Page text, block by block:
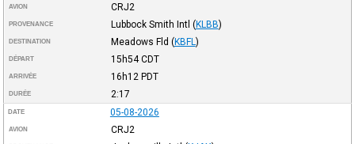
AVION CRJ2
PROVENANCE Lubbock Smith Intl (KLBB)
DESTINATION Meadows Fld (KBFL )
DÉPART 15h54CDT
ARRIVÉE 16h12 PDT
DURÉE 2:17
DATE 05-08-2026
AVION CRJ2